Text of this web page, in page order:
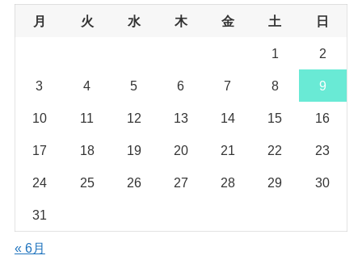
月 火 水 木 金 土 日
1 2
3 4 5 6 7 8 9
10 11 12 13 14 15 16
17 18 19 20 21 22 23
24 25 26 27 28 29 30
31
« 6月